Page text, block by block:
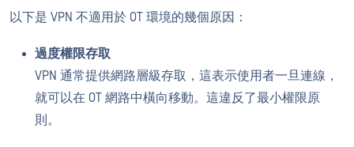
以下是 VPN 不適用於 OT 環境的幾個原因：
過度權限存取
VPN 通常提供網路層級存取，這表示使用者一旦連線，
就可以在 OT 網路中橫向移動。這違反了最小權限原
則。